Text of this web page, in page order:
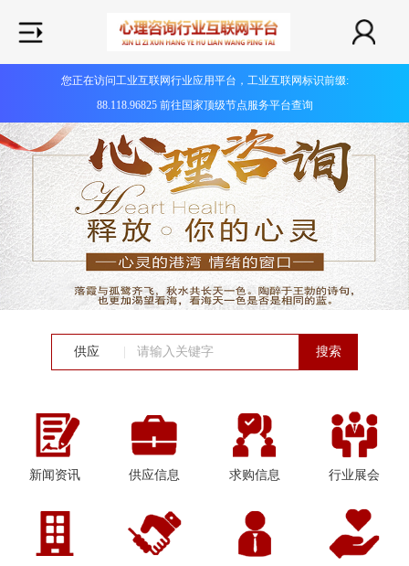
您正在访问工业互联网行业应用平台，工业互联网标识前缀:
88.118.96825 前往国家顶级节点服务平台查询
供应 搜索
新闻资讯 供应信息 求购信息 行业展会